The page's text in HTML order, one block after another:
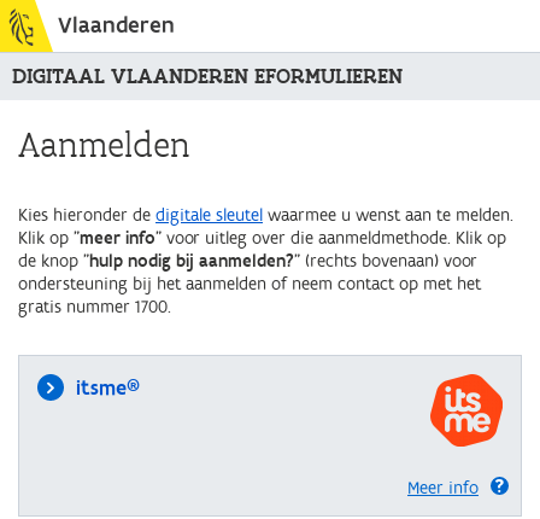
Vlaanderen
DIGITAAL VLAANDEREN EFORMULIEREN
Aanmelden
Kies hieronder de digitale sleutel waarmee u wenst aan te melden.
Klik op "meer info" voor uitleg over die aanmeldmethode. Klik op
de knop "hulp nodig bij aanmelden?" (rechts bovenaan) voor
ondersteuning bij het aanmelden of neem contact op met het
gratis nummer 1700.
itsme®
Meer info